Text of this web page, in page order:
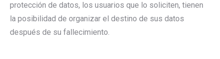
protección de datos, los usuarios que lo soliciten, tienen
la posibilidad de organizar el destino de sus datos
después de su fallecimiento.